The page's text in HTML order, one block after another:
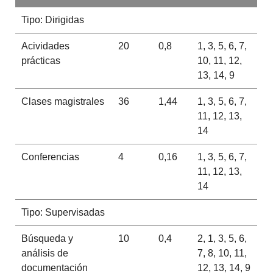
Tipo: Dirigidas
Acividades
prácticas
20 0,8
1, 3, 5, 6, 7,
10, 11, 12,
13, 14, 9
Clases magistrales 36 1,44
1, 3, 5, 6, 7,
11, 12, 13,
14
Conferencias 4 0,16
1, 3, 5, 6, 7,
11, 12, 13,
14
Tipo: Supervisadas
Búsqueda y
análisis de
documentación
10 0,4
2, 1, 3, 5, 6,
7, 8, 10, 11,
12, 13, 14, 9